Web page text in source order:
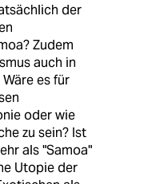
der
Zudem
auch in
es für
oder wie
zu sein? Ist
als "Samoa"
Utopie der